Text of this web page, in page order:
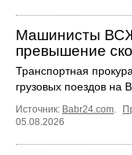
Машинисты
превышение
Транспортная
грузовых поездов на
Источник: Babr24.com.
05.08.2026